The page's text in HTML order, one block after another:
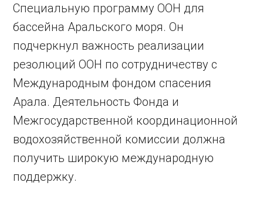
Специальную программу ООН для
бассейна Аральского моря. Он
подчеркнул важность реализации
резолюций ООН по сотрудничеству с
Международным фондом спасения
Арала. Деятельность Фонда и
Межгосударственной координационной
водохозяйственной комиссии должна
получить широкую международную
поддержку.